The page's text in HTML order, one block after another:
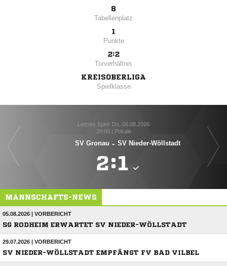
8
Tabellenplatz
1
Punkte
2:2
Torverhältnis
KREISOBERLIGA
Spielklasse
Letztes Spiel: Do, 06.08.2026
20:00 | Pokale
SV Gronau - SV Nieder-Wöllstadt
:
MANNSCHAFTS-NEWS
05.08.2026 | VORBERICHT
SG RODHEIM ERWARTET SV NIEDER-WÖLLSTADT
29.07.2026 | VORBERICHT
SV NIEDER-WÖLLSTADT EMPFÄNGT FV BAD VILBEL